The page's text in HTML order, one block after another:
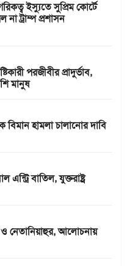
ইস্যুতে সুপ্রিম কোর্টে
ট্রাম্প প্রশাসন
পরজীবীর প্রাদুর্ভাব,
মানুষ
বিমান হামলা চালানোর দাবি
এন্ট্রি বাতিল, যুক্তরাষ্ট্র
ও নেতানিয়াহুর, আলোচনায়